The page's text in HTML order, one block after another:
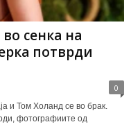
сенка на
потврди
0
и Том Холанд се во брак.
фотографиите од